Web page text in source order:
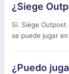
¿Siege
Sí. Siege
se puede jugar
¿Puedo